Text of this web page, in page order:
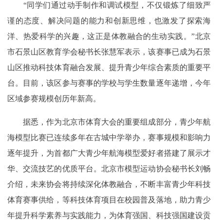
“同学们通过动手制作和调试模型，不仅锻炼了细致严
谨的态度、解决问题的能力和创新思维，也激发了探索海
洋、热爱科学的兴趣，这正是体教融合的生动实践。”北京
市石景山区教育学会秘书长张慧军表示，该赛事已成为石景
山区推动科技体育融合发展、提升青少年综合素质的重要平
台。目前，该区参与赛事的学校与学生数量逐年递增，今年
区域参赛规模创历年新高。
据悉，作为北京市体育大会的重要组成部分，青少年航
海模型比赛已连续多年在古城中学举办，赛事规模和影响力
逐年提升，为首都广大青少年航海模型爱好者搭建了展示才
华、交流技艺的优质平台。北京市模型运动协会秘书长刘畅
介绍，未来协会将持续深化体教融合，不断丰富青少年科技
体育赛事供给，等科技体育项目在校园普及落地，助力青少
年提升科学素养与实践能力，为体育强国、科技强国建设贡